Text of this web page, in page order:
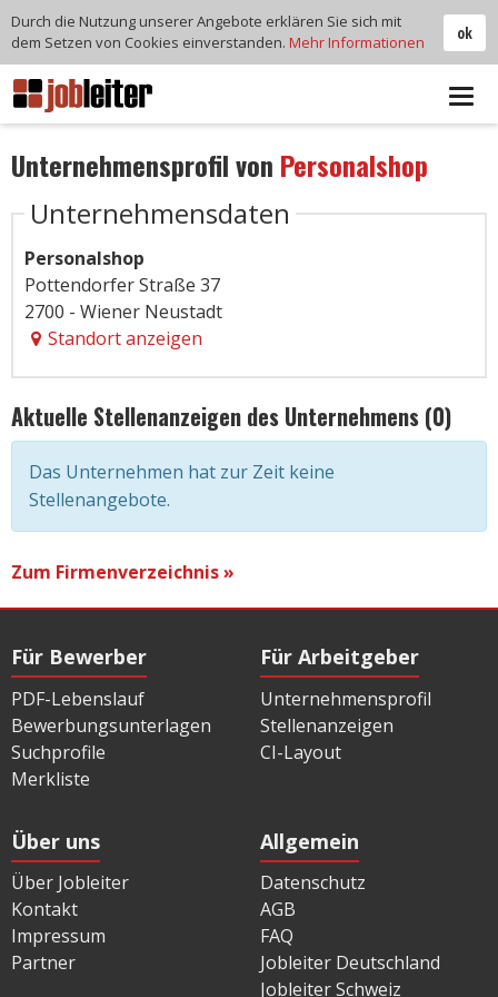
Unternehmensprofil von Personalshop
Unternehmensdaten
Personalshop
Pottendorfer Straße 37
2700 - Wiener Neustadt
Standort anzeigen
Aktuelle Stellenanzeigen des Unternehmens (0)
Das Unternehmen hat zur Zeit keine
Stellenangebote.
Zum Firmenverzeichnis »
Für Bewerber
PDF-Lebenslauf
Bewerbungsunterlagen
Suchprofile
Merkliste
Für Arbeitgeber
Unternehmensprofil
Stellenanzeigen
CI-Layout
Über uns
Über Jobleiter
Kontakt
Impressum
Partner
Allgemein
Datenschutz
AGB
FAQ
Jobleiter Deutschland
Jobleiter Schweiz
ok
Durch die Nutzung unserer Angebote erklären Sie sich mit
dem Setzen von Cookies einverstanden. Mehr Informationen